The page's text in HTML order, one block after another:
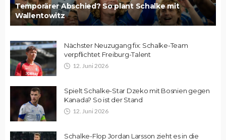
Temporärer Abschied? So plant Schalke mit
Wallentowitz
Nächster Neuzugang fix: Schalke-Team
verpflichtet Freiburg-Talent
12. Juni 2026
Spielt Schalke-Star Dzeko mit Bosnien gegen
Kanada? So ist der Stand
12. Juni 2026
Schalke-Flop Jordan Larsson zieht es in die